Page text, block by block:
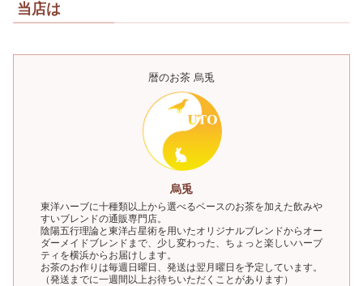
当店は
暦のお茶 烏兎
烏兎
東洋ハーブに十種類以上から選べるベースのお茶を加えた飲みや
すいブレンドの通販専門店。
陰陽五行理論と東洋占星術を用いたオリジナルブレンドからオー
ダーメイドブレンドまで、少し変わった、ちょっと楽しいハーブ
ティを横浜からお届けします。
お茶のお作りは毎週日曜日、発送は翌月曜日を予定しています。
（発送までに一週間以上お待ちいただくことがあります）